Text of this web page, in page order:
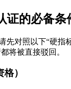
证的必备条
先对照以下“硬指
将被直接驳回。
）